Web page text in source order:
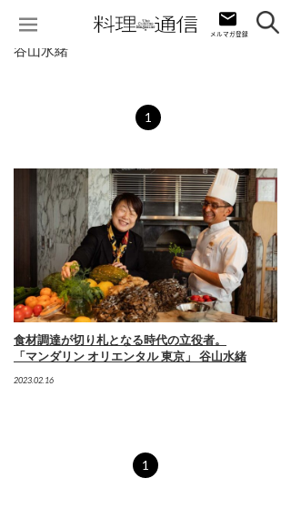
谷山水緒
1
食材調達が切り札となる時代の立役者。
「マンダリン オリエンタル 東京」 谷山水緒
2023.02.16
1